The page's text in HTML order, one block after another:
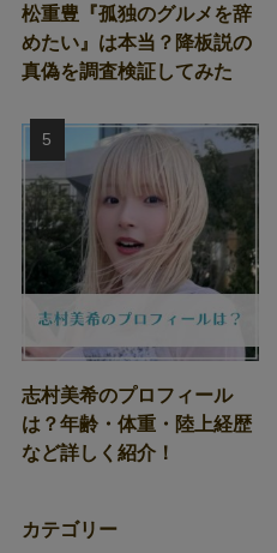
松重豊『孤独のグルメを辞
めたい』は本当？降板説の
真偽を調査検証してみた
志村美希のプロフィール
は？年齢・体重・陸上経歴
など詳しく紹介！
カテゴリー